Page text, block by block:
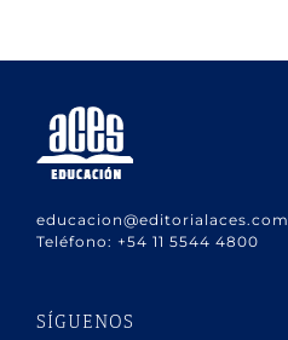
educacion@editorialaces.com
Teléfono: +54 11 5544 4800
SÍGUENOS